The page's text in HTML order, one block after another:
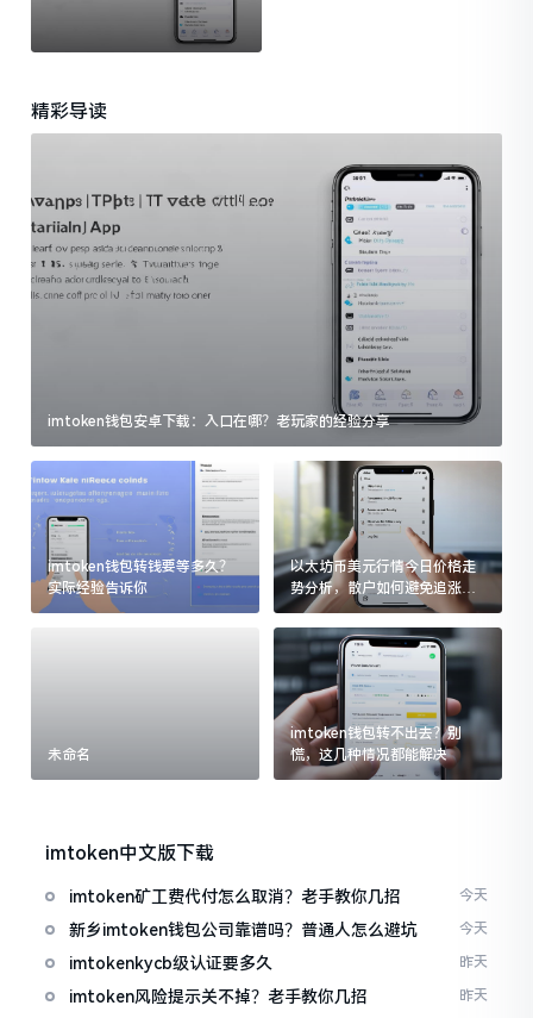
一文给你说清楚
精彩导读
imtoken钱包安卓下载：入口在哪？老玩家的经验分享
imtoken钱包转钱要等多久？
实际经验告诉你
以太坊币美元行情今日价格走
势分析，散户如何避免追涨杀
跌被套牢
未命名
imtoken钱包转不出去？别
慌，这几种情况都能解决
imtoken中文版下载
imtoken矿工费代付怎么取消？老手教你几招 今天
新乡imtoken钱包公司靠谱吗？普通人怎么避坑 今天
imtokenkycb级认证要多久 昨天
imtoken风险提示关不掉？老手教你几招 昨天